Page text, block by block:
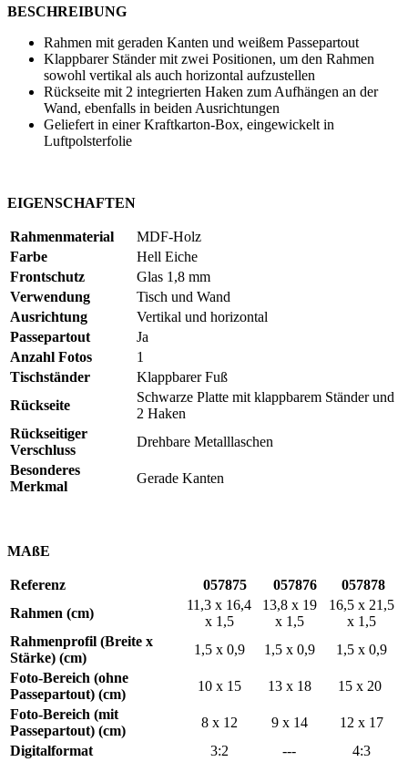
BESCHREIBUNG
Rahmen mit geraden Kanten und weißem Passepartout
Klappbarer Ständer mit zwei Positionen, um den Rahmen
sowohl vertikal als auch horizontal aufzustellen
Rückseite mit 2 integrierten Haken zum Aufhängen an der
Wand, ebenfalls in beiden Ausrichtungen
Geliefert in einer Kraftkarton-Box, eingewickelt in
Luftpolsterfolie
EIGENSCHAFTEN
Rahmenmaterial
MDF-Holz
Farbe
Hell Eiche
Frontschutz
Glas 1,8 mm
Verwendung
Tisch und Wand
Ausrichtung
Vertikal und horizontal
Passepartout
Ja
Anzahl Fotos
1
Tischständer
Klappbarer Fuß
Rückseite
Schwarze Platte mit klappbarem Ständer und
2 Haken
Rückseitiger
Verschluss
Drehbare Metalllaschen
Besonderes
Merkmal
Gerade Kanten
MAßE
Referenz 057875 057876
057878
Rahmen (cm)
11,3 x 16,4
x 1,5
13,8 x 19
x 1,5
16,5 x 21,5
x 1,5
Rahmenprofil (Breite x
Stärke) (cm)
1,5 x 0,9 1,5 x 0,9
1,5 x 0,9
Foto-Bereich (ohne
Passepartout) (cm)
10 x 15 13 x 18
15 x 20
Foto-Bereich (mit
Passepartout) (cm)
8 x 12 9 x 14
12 x 17
Digitalformat
3:2 ---
4:3